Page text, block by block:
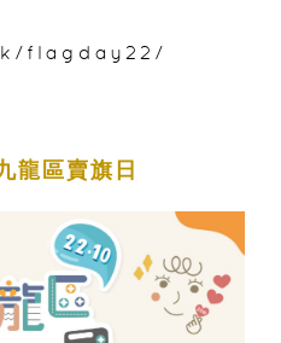
flagday22/
龍區賣旗日